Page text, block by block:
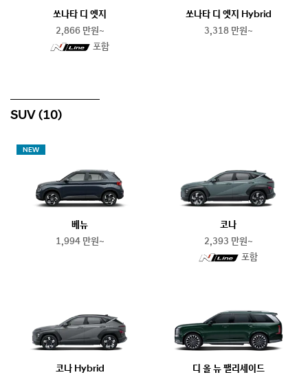
쏘나타 디 엣지
2,866 만원~
N
포함
쏘나타 디 엣지 Hybrid
3,318 만원~
SUV (10)
NEW
베뉴
1,994 만원~
코나
2,393 만원~
N
포함
코나 Hybrid
디 올 뉴 팰리세이드